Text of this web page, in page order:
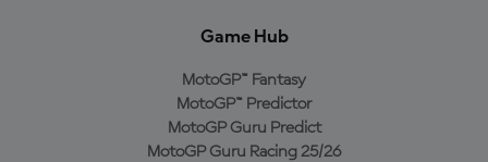
Game Hub
MotoGP™ Fantasy
MotoGP™ Predictor
MotoGP Guru Predict
MotoGP Guru Racing 25/26